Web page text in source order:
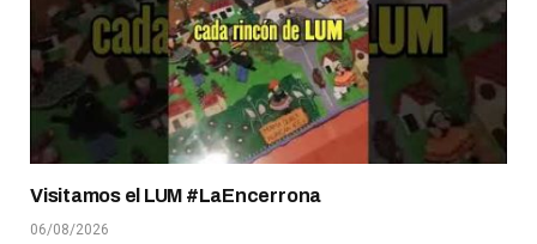
Visitamos el LUM #LaEncerrona
06/08/2026